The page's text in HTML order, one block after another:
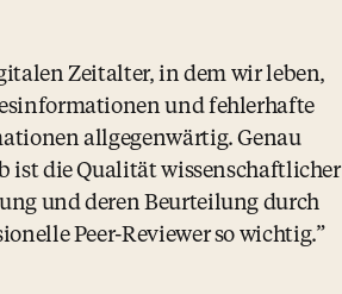
Zeitalter, in dem wir leben,
und fehlerhafte
allgegenwärtig. Genau
ist die Qualität wissenschaftlicher
und deren Beurteilung durch
Peer-Reviewer so wichtig.